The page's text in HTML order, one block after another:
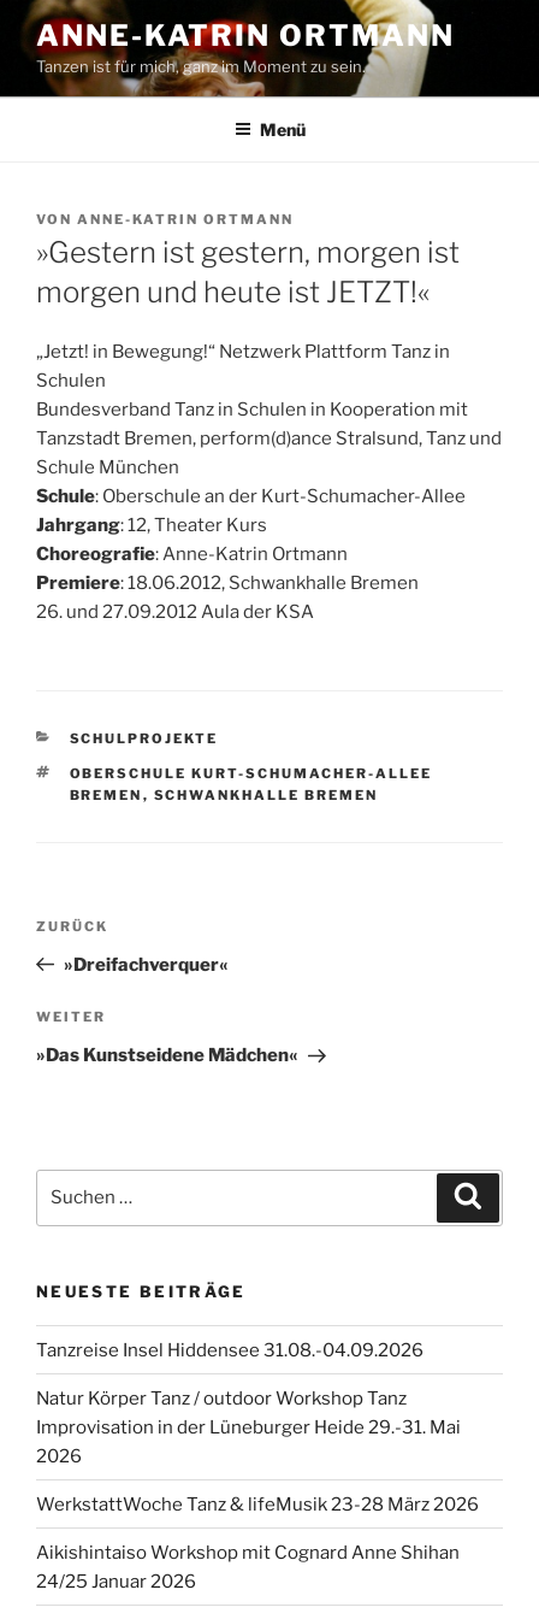
Zum
Inhalt
springen
ANNE-KATRIN ORTMANN
Tanzen ist für mich, ganz im Moment zu sein.
Menü
VERÖFFENTLICHT
AM
VON ANNE-KATRIN ORTMANN
»Gestern ist gestern, morgen ist
morgen und heute ist JETZT!«
„Jetzt! in Bewegung!“ Netzwerk Plattform Tanz in
Schulen
Bundesverband Tanz in Schulen in Kooperation mit
Tanzstadt Bremen, perform(d)ance Stralsund, Tanz und
Schule München
Schule: Oberschule an der Kurt-Schumacher-Allee
Jahrgang: 12, Theater Kurs
Choreografie: Anne-Katrin Ortmann
Premiere: 18.06.2012, Schwankhalle Bremen
26. und 27.09.2012 Aula der KSA
KATEGORIEN
SCHULPROJEKTE
SCHLAGWÖRTER
OBERSCHULE KURT-SCHUMACHER-ALLEE
BREMEN , SCHWANKHALLE BREMEN
Beitragsnavigation
Vorheriger
Beitrag
ZURÜCK
»Dreifachverquer«
Nächster
Beitrag
WEITER
»Das Kunstseidene Mädchen«
nach:
NEUESTE BEITRÄGE
Tanzreise Insel Hiddensee 31.08.-04.09.2026
Natur Körper Tanz / outdoor Workshop Tanz
Improvisation in der Lüneburger Heide 29.-31. Mai
2026
WerkstattWoche Tanz & lifeMusik 23-28 März 2026
Aikishintaiso Workshop mit Cognard Anne Shihan
24/25 Januar 2026